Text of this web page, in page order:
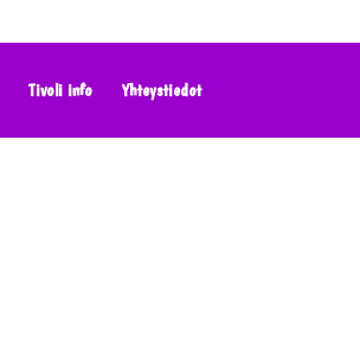
Tivoli info Yhteystiedot